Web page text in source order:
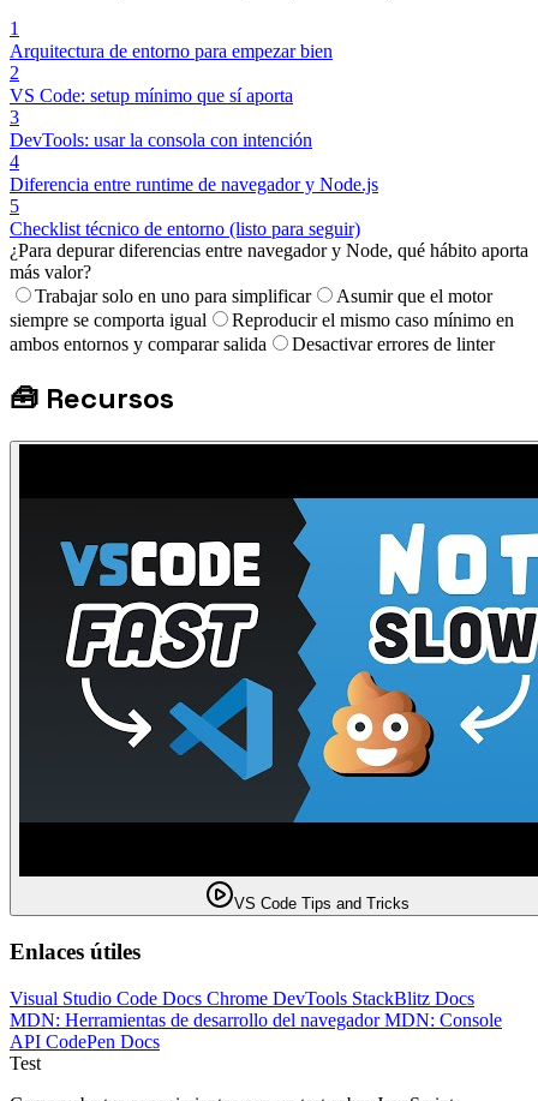
1
Arquitectura de entorno para empezar bien
2
VS Code: setup mínimo que sí aporta
3
DevTools: usar la consola con intención
4
Diferencia entre runtime de navegador y Node.js
5
Checklist técnico de entorno (listo para seguir)
¿Para depurar diferencias entre navegador y Node, qué hábito aporta
más valor?
Trabajar solo en uno para simplificar
Asumir que el motor
siempre se comporta igual
Reproducir el mismo caso mínimo en
ambos entornos y comparar salida
Desactivar errores de linter
🧰 Recursos
VS Code Tips and Tricks
Enlaces útiles
Visual Studio Code Docs Chrome DevTools StackBlitz Docs
MDN: Herramientas de desarrollo del navegadorMDN: Console
API CodePen Docs
Test